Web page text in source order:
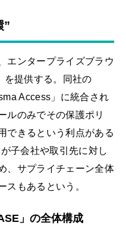
”
エンタープライズブラウ
を提供する。同社の
Access」に統合され
ルのみでその保護ポリ
できるという利点がある
子会社や取引先に対し
、サプライチェーン全体
スもあるという。
」の全体構成